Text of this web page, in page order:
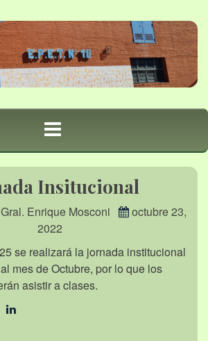
Insitucional
Enrique Mosconi
octubre 23,
2022
se realizará la jornada institucional
mes de Octubre, por lo que los
asistir a clases.